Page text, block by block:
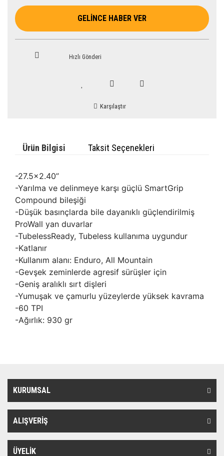
GELİNCE HABER VER
Hızlı Gönderi
Karşılaştır
Ürün Bilgisi Taksit Seçenekleri
-27.5x2.40”
-Yarılma ve delinmeye karşı güçlü SmartGrip
Compound bileşiği
-Düşük basınçlarda bile dayanıklı güçlendirilmiş
ProWall yan duvarlar
-TubelessReady, Tubeless kullanıma uygundur
-Katlanır
-Kullanım alanı: Enduro, All Mountain
-Gevşek zeminlerde agresif sürüşler için
-Geniş aralıklı sırt dişleri
-Yumuşak ve çamurlu yüzeylerde yüksek kavrama
-60 TPI
-Ağırlık: 930 gr
KURUMSAL
ALIŞVERİŞ
ÜYELİK